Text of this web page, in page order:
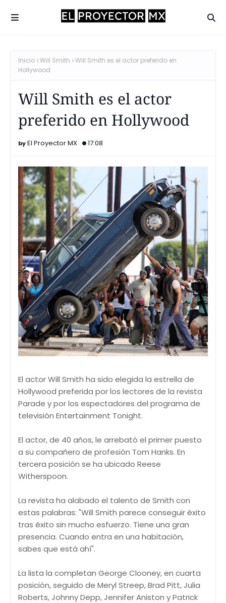
Inicio Will Smith
Will Smith es el actor preferido en
Hollywood
Will Smith es el actor
preferido en Hollywood
El Proyector MX 17:08
El actor Will Smith ha sido elegida la estrella de
Hollywood preferida por los lectores de la revista
Parade y por los espectadores del programa de
televisión Entertainment Tonight.
El actor, de 40 años, le arrebató el primer puesto
a su compañero de profesión Tom Hanks. En
tercera posición se ha ubicado Reese
Witherspoon.
La revista ha alabado el talento de Smith con
estas palabras: "Will Smith parece conseguir éxito
tras éxito sin mucho esfuerzo. Tiene una gran
presencia. Cuando entra en una habitación,
sabes que está ahí".
La lista la completan George Clooney, en cuarta
posición, seguido de Meryl Streep, Brad Pitt, Julia
Roberts, Johnny Depp, Jennifer Aniston y Patrick